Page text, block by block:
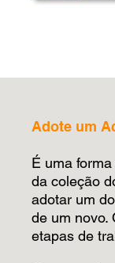
Adote um
É uma
da coleção
adotar um
de um novo.
etapas de